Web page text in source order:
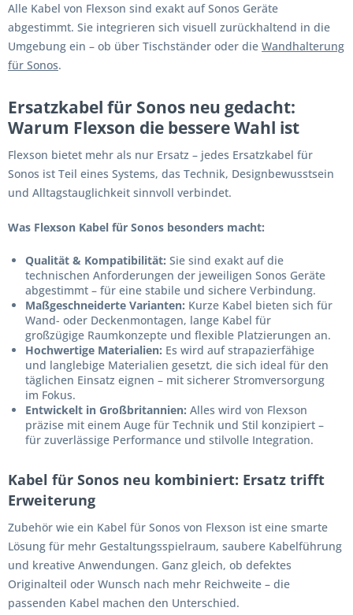
Alle Kabel von Flexson sind exakt auf Sonos Geräte
abgestimmt. Sie integrieren sich visuell zurückhaltend in die
Umgebung ein – ob über Tischständer oder die Wandhalterung
für Sonos.
Ersatzkabel für Sonos neu gedacht:
Warum Flexson die bessere Wahl ist
Flexson bietet mehr als nur Ersatz – jedes Ersatzkabel für
Sonos ist Teil eines Systems, das Technik, Designbewusstsein
und Alltagstauglichkeit sinnvoll verbindet.
Was Flexson Kabel für Sonos besonders macht:
Qualität & Kompatibilität: Sie sind exakt auf die
technischen Anforderungen der jeweiligen Sonos Geräte
abgestimmt – für eine stabile und sichere Verbindung.
Maßgeschneiderte Varianten: Kurze Kabel bieten sich für
Wand- oder Deckenmontagen, lange Kabel für
großzügige Raumkonzepte und flexible Platzierungen an.
Hochwertige Materialien: Es wird auf strapazierfähige
und langlebige Materialien gesetzt, die sich ideal für den
täglichen Einsatz eignen – mit sicherer Stromversorgung
im Fokus.
Entwickelt in Großbritannien: Alles wird von Flexson
präzise mit einem Auge für Technik und Stil konzipiert –
für zuverlässige Performance und stilvolle Integration.
Kabel für Sonos neu kombiniert: Ersatz trifft
Erweiterung
Zubehör wie ein Kabel für Sonos von Flexson ist eine smarte
Lösung für mehr Gestaltungsspielraum, saubere Kabelführung
und kreative Anwendungen. Ganz gleich, ob defektes
Originalteil oder Wunsch nach mehr Reichweite – die
passenden Kabel machen den Unterschied.